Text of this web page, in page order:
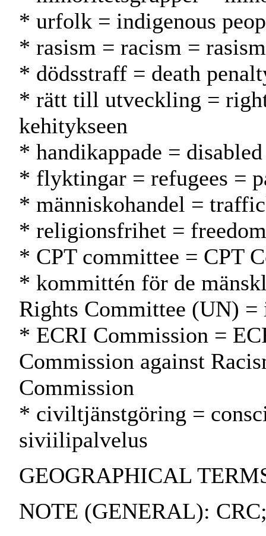
* urfolk = indigenous
* rasism = racism =
* dödsstraff = death
* rätt till utveckling =
kehitykseen
* handikappade =
* flyktingar = refugees =
* människohandel =
* religionsfrihet =
* CPT committee = CPT
* kommittén för de
Rights Committee (UN)
* ECRI Commission =
Commission against
Commission
* civiltjänstgöring =
siviilipalvelus
GEOGRAPHICAL
NOTE (GENERAL):